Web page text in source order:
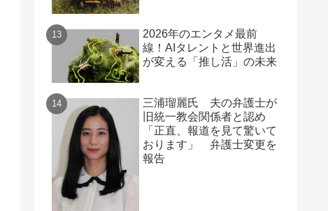
2026年のエンタメ最前
線！AIタレントと世界進出
が変える「推し活」の未来
三浦瑠麗氏 夫の弁護士が
旧統一教会関係者と認め
「正直、報道を見て驚いて
おります」 弁護士変更を
報告